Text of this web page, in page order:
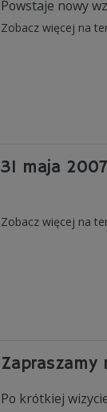
Powstaje nowy
Zobacz więcej na
31 maja
Zobacz więcej na
Zapraszamy
Po krótkiej